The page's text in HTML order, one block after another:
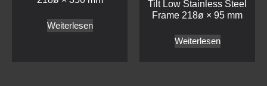
Weiterlesen
Tilt Low Stainless Steel
Frame 218ø × 95 mm
Weiterlesen